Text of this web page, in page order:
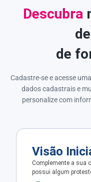
Descubra
de
Cadastre-se e acesse
dados cadastrais e
personalize com
Visão
Complemente a sua
possui algum